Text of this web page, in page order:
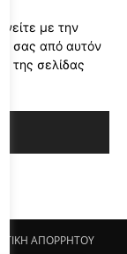
με την
σας από αυτόν
της σελίδας
ΑΠΟΡΡΗΤΟΥ